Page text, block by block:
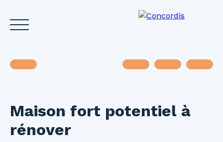
Accueil Acheter Louer Vendre Investir
Estimez votre bien
Maison fort potentiel à
rénover